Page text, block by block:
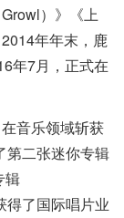
）》《上
年年末，鹿
年7月，正式在
音乐领域斩获
第二张迷你专辑
辑
得了国际唱片业